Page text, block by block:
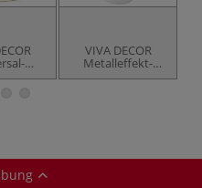
VIVA DECOR
Metalleffekt-
Folienkleber